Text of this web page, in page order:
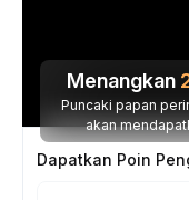
Menangkan
Puncaki papan
akan